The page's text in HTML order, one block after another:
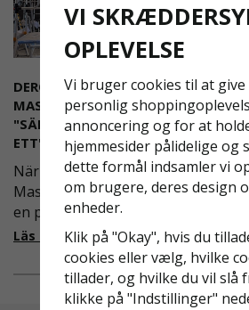
DEROME
MASKINUTHYRNING -
"SÄKERHET ÄR ALLTID PRIO
ETT"
När Derome
Maskinuthyrning behövde
en pålitlig partner inom
fallskydd och
säkerhetslösningar föll
valet på
Ställningsprodukter.se.
Läs mer om varför Derome väljer oss
NYA
Även
högst
våra
i
från
men
2025
VI
OPLEVELSE
Vi bruger cookies til at give
personlig
annoncering og for at
hjemmesider pålidelige og
dette formål indsamler vi
om brugere, deres design
enheder.
Klik på "Okay", hvis du
cookies eller vælg, hvilke
tillader, og hvilke du vil slå
klikke på "Indstillinger"